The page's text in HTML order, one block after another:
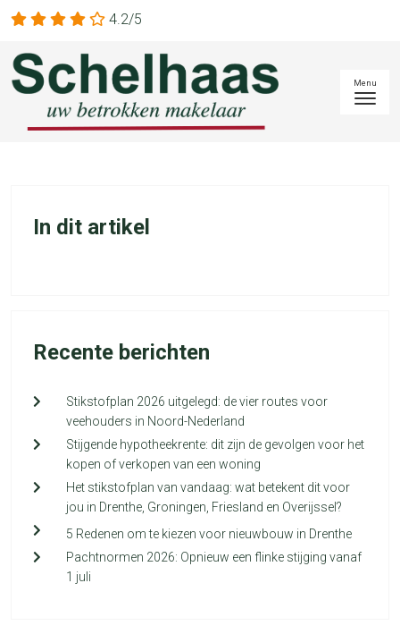
4.2/5
In dit artikel
Recente berichten
Stikstofplan 2026 uitgelegd: de vier routes voor
veehouders in Noord-Nederland
Stijgende hypotheekrente: dit zijn de gevolgen voor het
kopen of verkopen van een woning
Het stikstofplan van vandaag: wat betekent dit voor
jou in Drenthe, Groningen, Friesland en Overijssel?
5 Redenen om te kiezen voor nieuwbouw in Drenthe
Pachtnormen 2026: Opnieuw een flinke stijging vanaf
1 juli